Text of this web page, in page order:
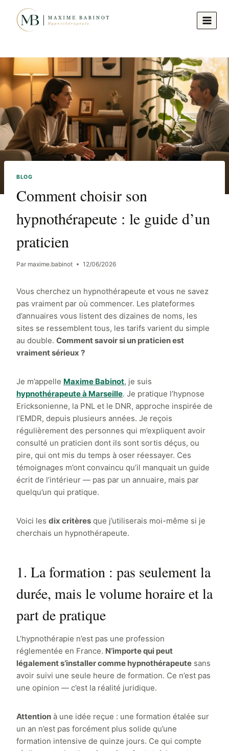
contenu
BLOG
Comment choisir son
hypnothérapeute : le guide d’un
praticien
Par maxime.babinot 12/06/2026
Vous cherchez un hypnothérapeute et vous ne savez
pas vraiment par où commencer. Les plateformes
d’annuaires vous listent des dizaines de noms, les
sites se ressemblent tous, les tarifs varient du simple
au double. Comment savoir si un praticien est
vraiment sérieux ?
Je m’appelle Maxime Babinot, je suis
hypnothérapeute à Marseille. Je pratique l’hypnose
Ericksonienne, la PNL et le DNR, approche inspirée de
l’EMDR, depuis plusieurs années. Je reçois
régulièrement des personnes qui m’expliquent avoir
consulté un praticien dont ils sont sortis déçus, ou
pire, qui ont mis du temps à oser réessayer. Ces
témoignages m’ont convaincu qu’il manquait un guide
écrit de l’intérieur — pas par un annuaire, mais par
quelqu’un qui pratique.
Voici les dix critères que j’utiliserais moi-même si je
cherchais un hypnothérapeute.
1. La formation : pas seulement la
durée, mais le volume horaire et la
part de pratique
L’hypnothérapie n’est pas une profession
réglementée en France. N’importe qui peut
légalement s’installer comme hypnothérapeute sans
avoir suivi une seule heure de formation. Ce n’est pas
une opinion — c’est la réalité juridique.
Attention à une idée reçue : une formation étalée sur
un an n’est pas forcément plus solide qu’une
formation intensive de quinze jours. Ce qui compte